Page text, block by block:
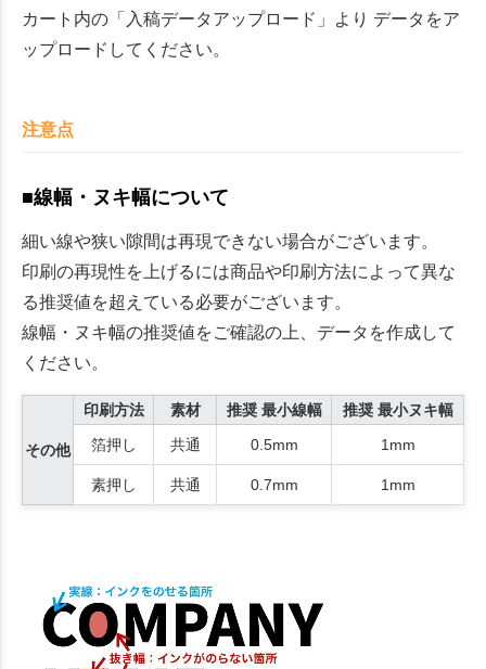
カート内の「入稿データアップロード」より データをア
ップロードしてください。
注意点
■線幅・ヌキ幅について
細い線や狭い隙間は再現できない場合がございます。
印刷の再現性を上げるには商品や印刷方法によって異な
る推奨値を超えている必要がございます。
線幅・ヌキ幅の推奨値をご確認の上、データを作成して
ください。
その他
印刷方法 素材 推奨 最小線幅
推奨 最小ヌキ幅
箔押し
共通 0.5mm 1mm
素押し 共通 0.7mm 1mm